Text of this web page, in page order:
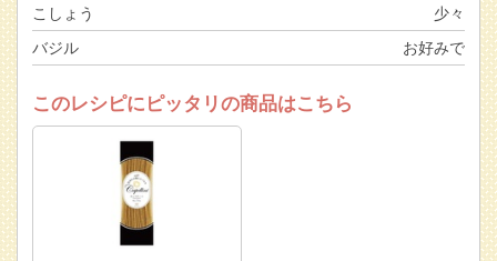
こしょう
少々
バジル
お好みで
このレシピにピッタリの商品はこちら